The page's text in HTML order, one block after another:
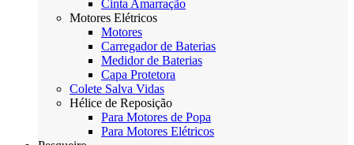
Cinta Amarração
Motores Elétricos
Motores
Carregador de Baterias
Medidor de Baterias
Capa Protetora
Colete Salva Vidas
Hélice de Reposição
Para Motores de Popa
Para Motores Elétricos